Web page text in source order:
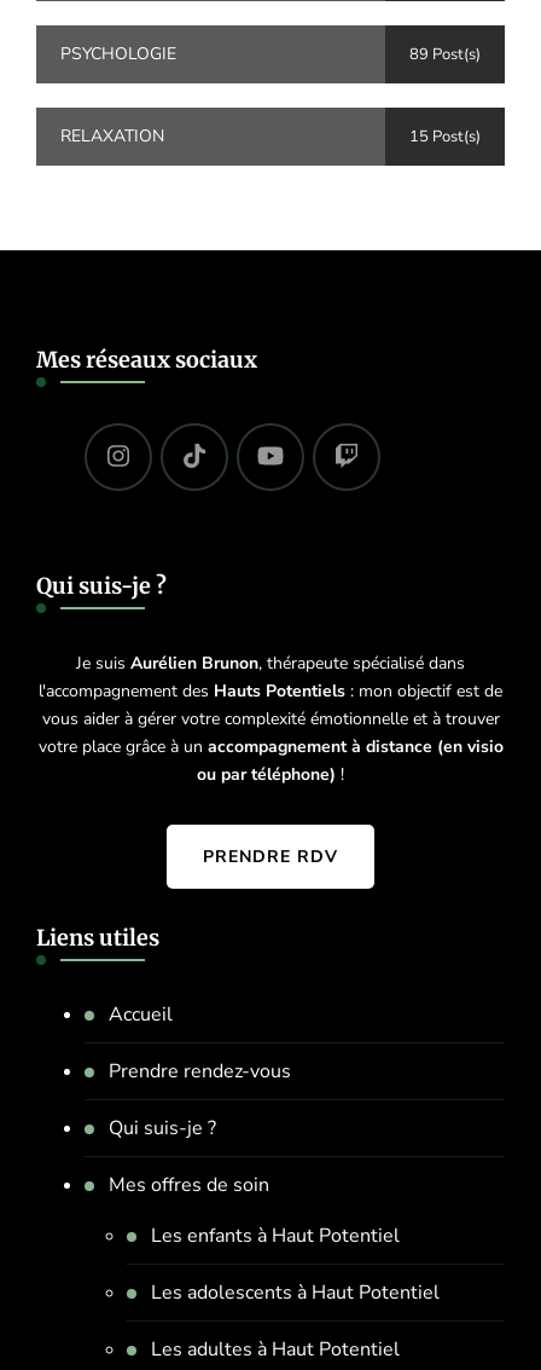
PSYCHOLOGIE 89 Post(s)
RELAXATION 15 Post(s)
Mes réseaux sociaux
Qui suis-je ?
Je suis Aurélien Brunon, thérapeute spécialisé dans
l'accompagnement des Hauts Potentiels : mon objectif est de
vous aider à gérer votre complexité émotionnelle et à trouver
votre place grâce à un accompagnement à distance (en visio
ou par téléphone) !
PRENDRE RDV
Liens utiles
Accueil
Prendre rendez-vous
Qui suis-je ?
Mes offres de soin
Les enfants à Haut Potentiel
Les adolescents à Haut Potentiel
Les adultes à Haut Potentiel